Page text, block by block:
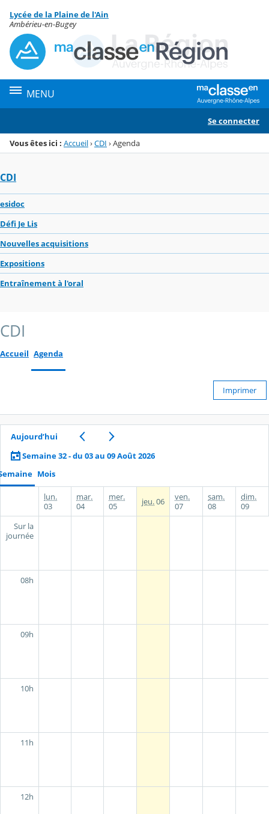
Menu de la rubrique
Contenu
Lycée de la Plaine de l'Ain
Ambérieu-en-Bugey
MENU
Se connecter
Vous êtes ici : Accueil›CDI ›Agenda
CDI
esidoc
Défi Je Lis
Nouvelles acquisitions
Expositions
Entraînement à l'oral
CDI
Accueil Agenda
Imprimer
Aujourd’hui
Semaine 32 - du 03 au 09 Août 2026
Mois
lun.
03
mar.
04
mer.
05
jeu.06
ven.
07
sam.
08
dim.
09
Sur la
journée
08h
09h
10h
11h
12h